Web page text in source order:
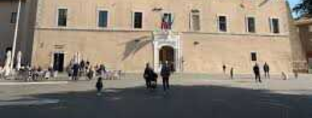
Amir viene ricordato dagli amici come una persona
buona, rispettosa e generosa. Il suo motto era “Never
Give Up”, diventato anche il messaggio dell’appello alla
solidarietà rivolto alla comunità. Chi non può
contribuire economicamente può comunque aiutare
condividendo la raccolta fondi.